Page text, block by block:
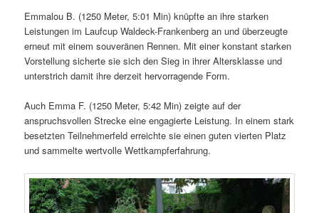
Emmalou B. (1250 Meter, 5:01 Min) knüpfte an ihre starken
Leistungen im Laufcup Waldeck-Frankenberg an und überzeugte
erneut mit einem souveränen Rennen. Mit einer konstant starken
Vorstellung sicherte sie sich den Sieg in ihrer Altersklasse und
unterstrich damit ihre derzeit hervorragende Form.
Auch Emma F. (1250 Meter, 5:42 Min) zeigte auf der
anspruchsvollen Strecke eine engagierte Leistung. In einem stark
besetzten Teilnehmerfeld erreichte sie einen guten vierten Platz
und sammelte wertvolle Wettkampferfahrung.